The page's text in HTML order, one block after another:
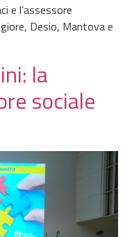
e l’assessore
Desio, Mantova e
la
sociale